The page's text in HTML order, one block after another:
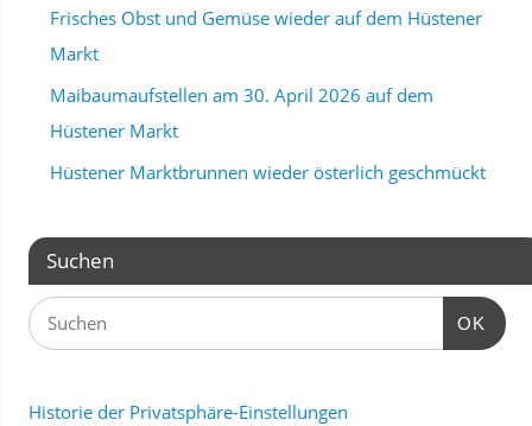
Frisches Obst und Gemüse wieder auf dem Hüstener
Markt
Maibaumaufstellen am 30. April 2026 auf dem
Hüstener Markt
Hüstener Marktbrunnen wieder österlich geschmückt
Suchen
OK
Historie der Privatsphäre-Einstellungen